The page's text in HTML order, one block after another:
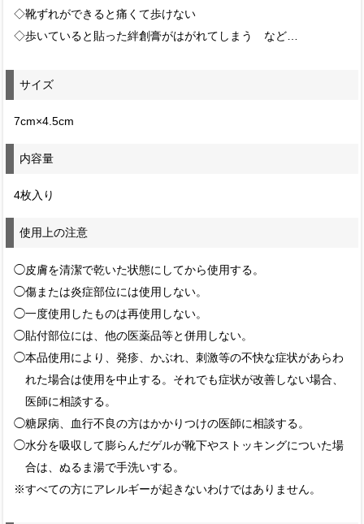
◇靴ずれができると痛くて歩けない
◇歩いていると貼った絆創膏がはがれてしまう など…
サイズ
7cm×4.5cm
内容量
4枚入り
使用上の注意
◯皮膚を清潔で乾いた状態にしてから使用する。
◯傷または炎症部位には使用しない。
◯一度使用したものは再使用しない。
◯貼付部位には、他の医薬品等と併用しない。
◯本品使用により、発疹、かぶれ、刺激等の不快な症状があらわ
れた場合は使用を中止する。それでも症状が改善しない場合、
医師に相談する。
◯糖尿病、血行不良の方はかかりつけの医師に相談する。
◯水分を吸収して膨らんだゲルが靴下やストッキングについた場
合は、ぬるま湯で手洗いする。
※すべての方にアレルギーが起きないわけではありません。